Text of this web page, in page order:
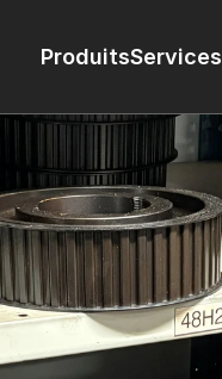
ProduitsServices